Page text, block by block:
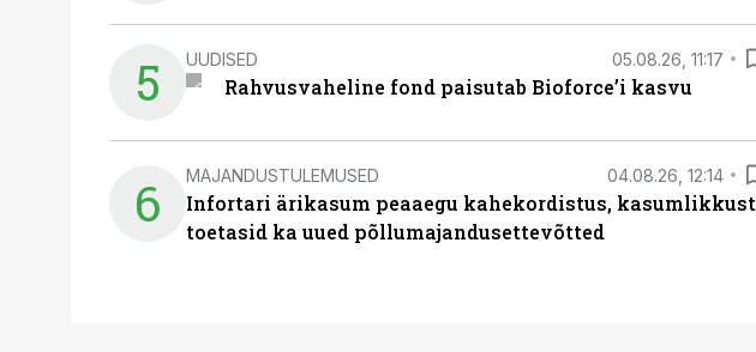
5 UUDISED 05.08.26, 11:17
Rahvusvaheline fond paisutab Bioforce’i kasvu
6 MAJANDUSTULEMUSED 04.08.26, 12:14
Infortari ärikasum peaaegu kahekordistus, kasumlikkust
toetasid ka uued põllumajandusettevõtted